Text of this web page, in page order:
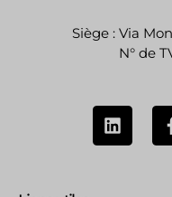
Siège : Via
N° de
L
i
n